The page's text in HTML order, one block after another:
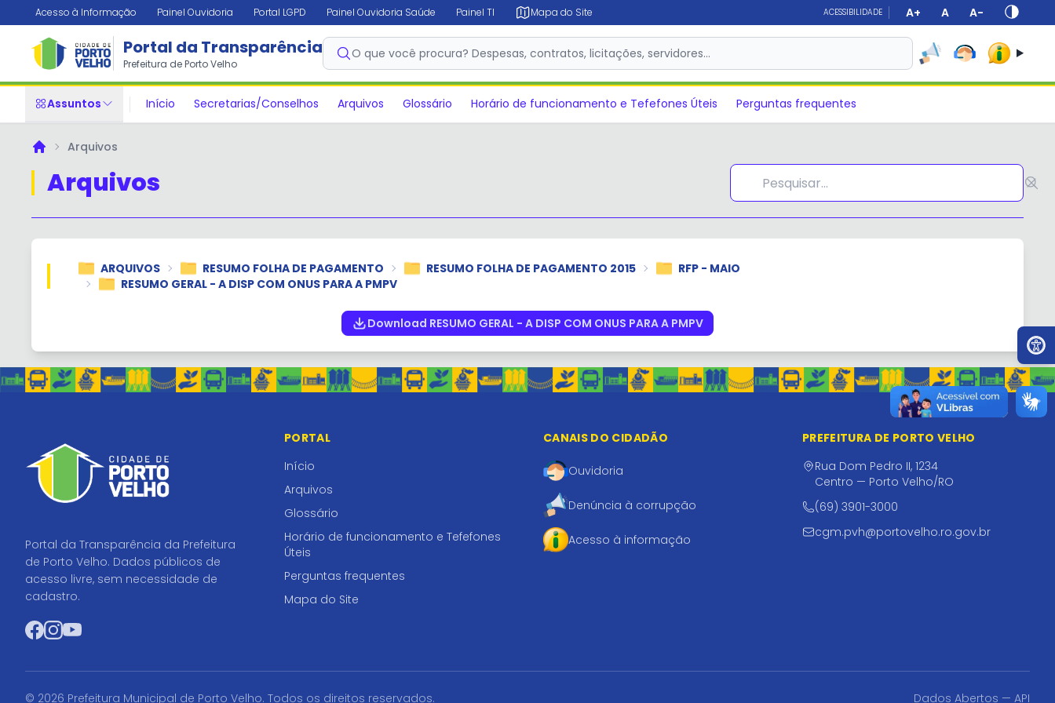
Acesso à Informação Painel Ouvidoria Portal LGPD Painel Ouvidoria Saúde Painel TI Mapa do Site ACESSIBILIDADE A+ A A-
Portal da Transparência
Prefeitura de Porto Velho
O que você procura? Despesas, contratos, licitações, servidores…
Assuntos Início Secretarias/Conselhos Arquivos Glossário Horário de funcionamento e Tefefones Úteis Perguntas frequentes
PrincipalArquivos
Arquivos
ARQUIVOS RESUMO FOLHA DE PAGAMENTO RESUMO FOLHA DE PAGAMENTO 2015
RFP - MAIO
RESUMO GERAL - A DISP COM ONUS PARA A PMPV
Download RESUMO GERAL - A DISP COM ONUS PARA A PMPV
Portal da Transparência da Prefeitura
de Porto Velho. Dados públicos de
acesso livre, sem necessidade de
cadastro.
Facebook
Instagram
YouTube
PORTAL
Início
Arquivos
Glossário
Horário de funcionamento e Tefefones
Úteis
Perguntas frequentes
Mapa do Site
CANAIS DO CIDADÃO
Ouvidoria
Denúncia à corrupção
Acesso à informação
PREFEITURA DE PORTO VELHO
Rua Dom Pedro II, 1234
Centro — Porto Velho/RO
(69) 3901-3000
cgm.pvh@portovelho.ro.gov.br
© 2026 Prefeitura Municipal de Porto Velho. Todos os direitos reservados. Dados Abertos — API
✕
Ir